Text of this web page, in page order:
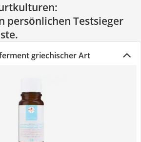
persönlichen Testsieger
griechischer Art